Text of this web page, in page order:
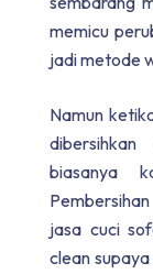
memicu
jadi metode
Namun
biasanya
jasa cuci
clean